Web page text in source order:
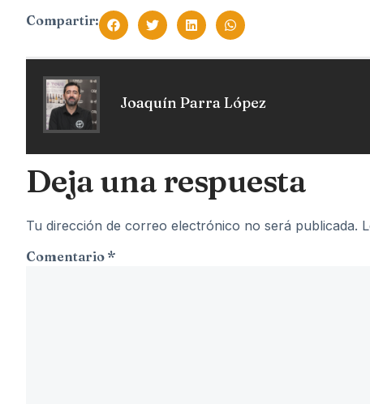
Compartir:
Joaquín Parra López
Deja una respuesta
Tu dirección de correo electrónico no será publicada.
Comentario *